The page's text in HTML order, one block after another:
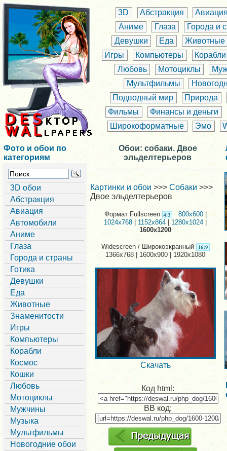
3D Абстракция
Аниме
Глаза
Города и
Девушки
Еда
Животные
Игры
Компьютеры
Корабли
Любовь
Мотоциклы
Мультфильмы
Подводный мир
Природа
Фильмы
Финансы и деньги
Широкоформатные
Эмо
Фото и обои по
категориям
3D обои
Абстракция
Авиация
Автомобили
Аниме
Глаза
Города и страны
Готика
Девушки
Еда
Животные
Знаменитости
Игры
Компьютеры
Корабли
Космос
Кошки
Любовь
Мотоциклы
Мужчины
Музыка
Мультфильмы
Новогодние обои
Обои: собаки. Двое
эльделтерьеров
Картинки и обои >>> Собаки >>>
Двое эльделтерьеров
Формат Fullscreen 800x600
1024x768
1152x864|1280x1024
1600x1200
Widescreen / Широкоэкранный
1366x768 | 1600x900 | 1920x1080
Скачать
Код html:
BB код: